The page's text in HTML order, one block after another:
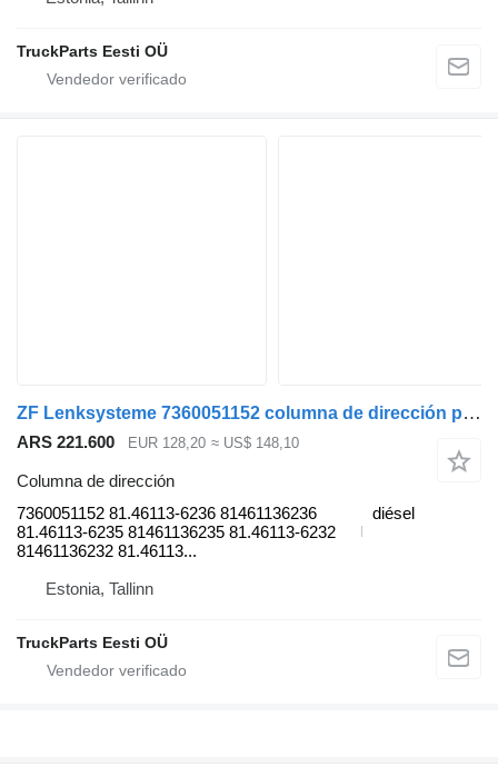
TruckParts Eesti OÜ
ZF Lenksysteme 7360051152 columna de dirección para MAN TGL, TGM, TGS, TGX (2005-2021) cabeza tractora
ARS 221.600 EUR 128,20 ≈ US$ 148,10
Columna de dirección
7360051152 81.46113-6236 81461136236
81.46113-6235 81461136235 81.46113-6232
81461136232 81.46113...
diésel
Estonia, Tallinn
TruckParts Eesti OÜ